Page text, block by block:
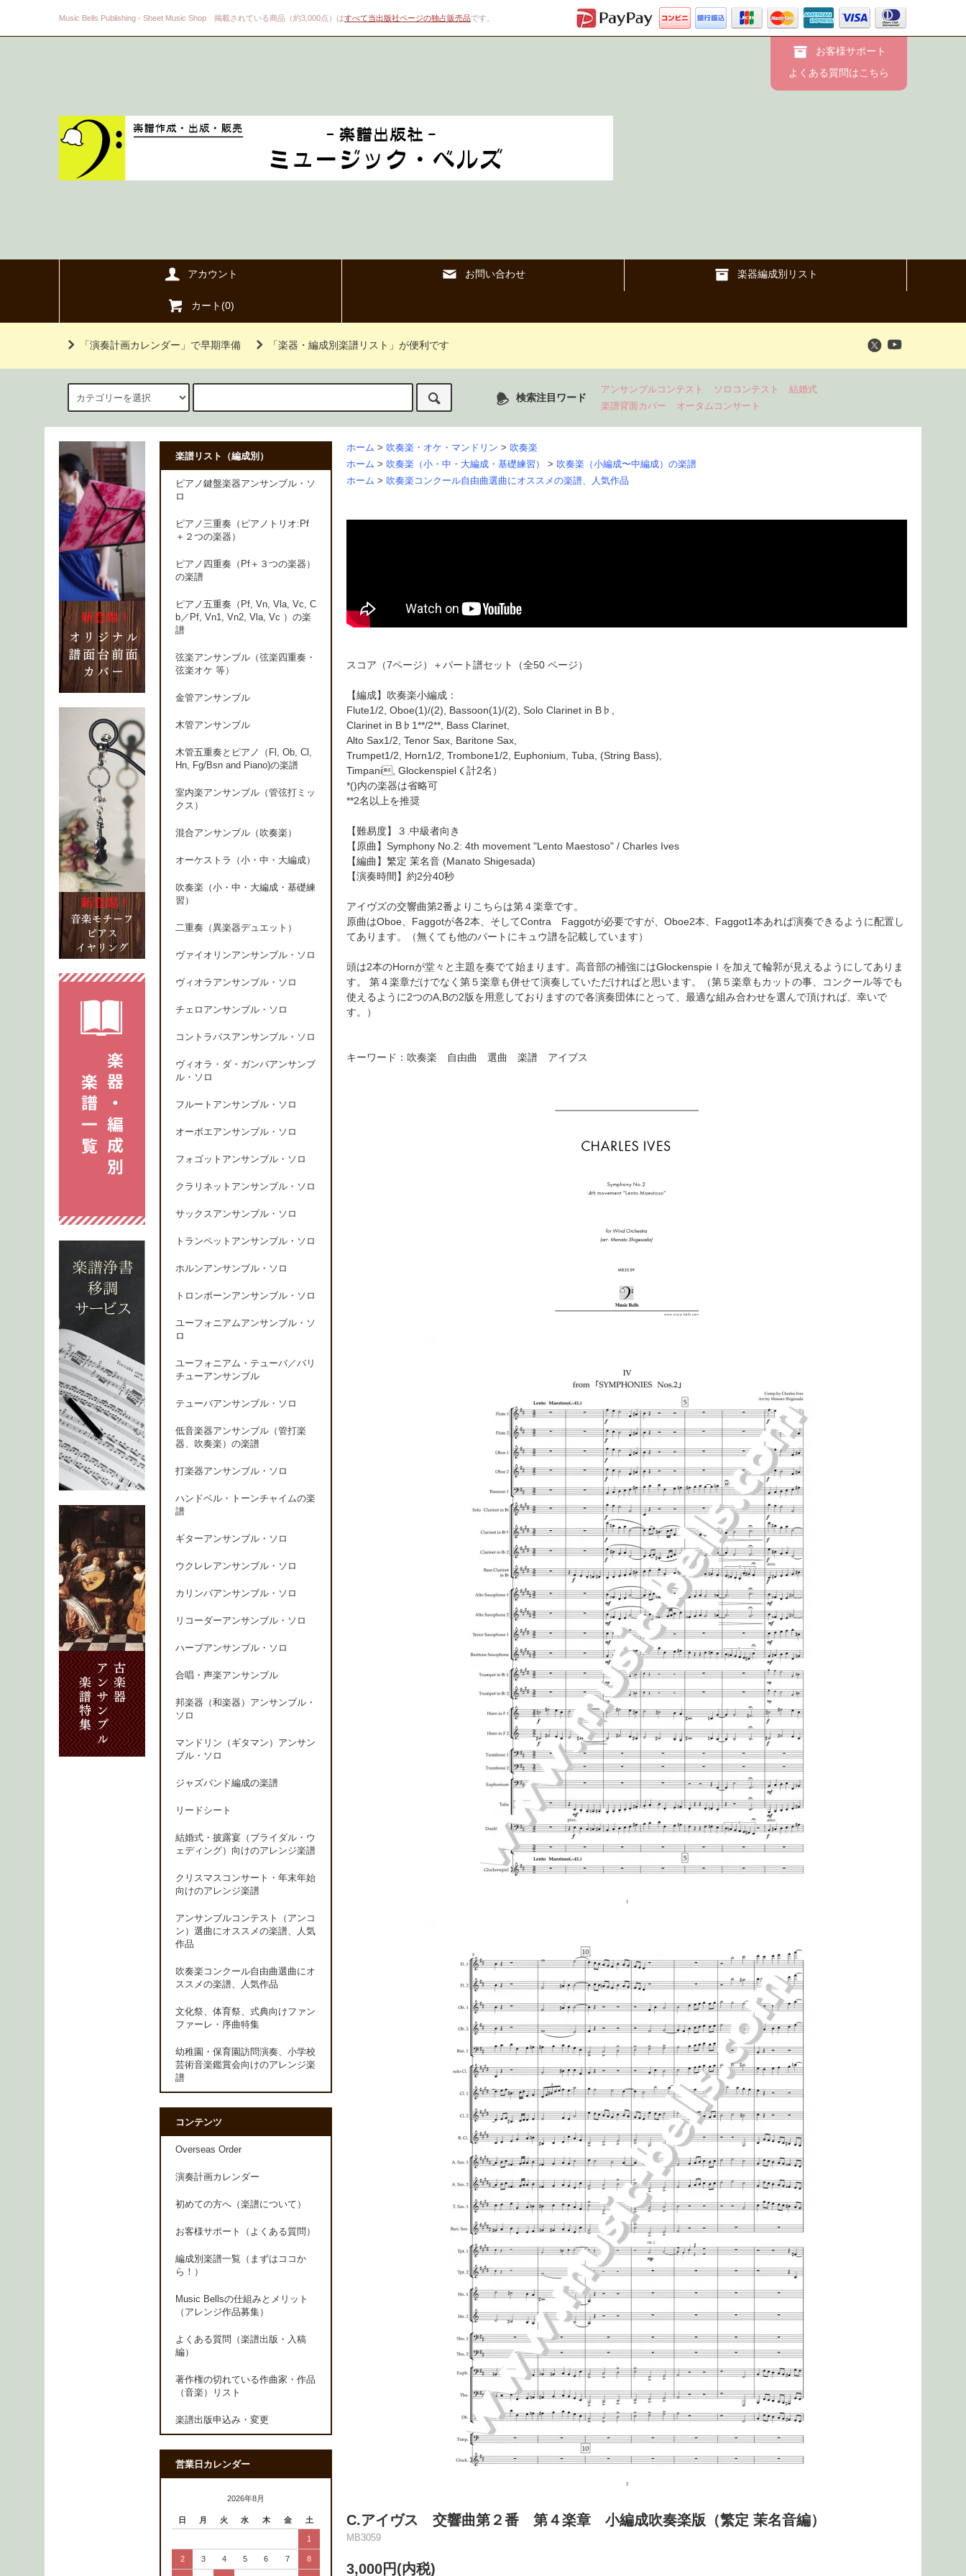
Music Bells Publishing - Sheet Music Shop 掲載されている商品（約3,000点）はすべて当出版社ページの独占販売品です。
お客様サポート
よくある質問はこちら
アカウント お問い合わせ 楽器編成別リスト
カート(0)
「演奏計画カレンダー」で早期準備 「楽器・編成別楽譜リスト」が便利です
検索注目ワード
アンサンブルコンテスト ソロコンテスト
結婚式
楽譜背面カバー
オータムコンサート
ホーム > 吹奏楽・オケ・マンドリン > 吹奏楽
ホーム > 吹奏楽（小・中・大編成・基礎練習） > 吹奏楽（小編成〜中編成）の楽譜
ホーム > 吹奏楽コンクール自由曲選曲にオススメの楽譜、人気作品
スコア（7ページ）＋パート譜セット（全50 ページ）
【編成】吹奏楽小編成：
Flute1/2, Oboe(1)/(2), Bassoon(1)/(2), Solo Clarinet in B♭,
Clarinet in B♭1**/2**, Bass Clarinet,
Alto Sax1/2, Tenor Sax, Baritone Sax,
Trumpet1/2, Horn1/2, Trombone1/2, Euphonium, Tuba, (String Bass),
Timpani, Glockenspiel（計2名）
*()内の楽器は省略可
**2名以上を推奨
【難易度】３.中級者向き
【原曲】Symphony No.2: 4th movement "Lento Maestoso" / Charles Ives
【編曲】 繁定 茉名音 (Manato Shigesada)
【演奏時間】約2分40秒
アイヴズの交響曲第2番よりこちらは第４楽章です。
原曲はOboe、Faggotが各2本、そしてContra Faggotが必要ですが、Oboe2本、Faggot1本あれば演奏できるように配置し
てあります。（無くても他のパートにキュウ譜を記載しています）
頭は2本のHornが堂々と主題を奏でて始まります。高音部の補強にはGlockenspieｌを加えて輪郭が見えるようにしてありま
す。 第４楽章だけでなく第５楽章も併せて演奏していただければと思います。（第５楽章もカットの事、コンクール等でも
使えるように2つのA,Bの2版を用意しておりますので各演奏団体にとって、最適な組み合わせを選んで頂ければ、幸いで
す。）
キーワード：吹奏楽 自由曲 選曲 楽譜 アイブス
C.アイヴス 交響曲第２番 第４楽章 小編成吹奏楽版（繁定 茉名音編）
MB3059
3,000円(内税)
楽譜リスト（編成別）
ピアノ鍵盤楽器アンサンブル・ソ
ロ
ピアノ三重奏（ピアノトリオ:Pf
＋２つの楽器）
ピアノ四重奏（Pf＋３つの楽器）
の楽譜
ピアノ五重奏（Pf, Vn, Vla, Vc, C
b／Pf, Vn1, Vn2, Vla, Vc ）の楽
譜
弦楽アンサンブル（弦楽四重奏・
弦楽オケ 等）
金管アンサンブル
木管アンサンブル
木管五重奏とピアノ（Fl, Ob, Cl,
Hn, Fg/Bsn and Piano)の楽譜
室内楽アンサンブル（管弦打ミッ
クス）
混合アンサンブル（吹奏楽）
オーケストラ（小・中・大編成）
吹奏楽（小・中・大編成・基礎練
習）
二重奏（異楽器デュエット）
ヴァイオリンアンサンブル・ソロ
ヴィオラアンサンブル・ソロ
チェロアンサンブル・ソロ
コントラバスアンサンブル・ソロ
ヴィオラ・ダ・ガンバアンサンブ
ル・ソロ
フルートアンサンブル・ソロ
オーボエアンサンブル・ソロ
フォゴットアンサンブル・ソロ
クラリネットアンサンブル・ソロ
サックスアンサンブル・ソロ
トランペットアンサンブル・ソロ
ホルンアンサンブル・ソロ
トロンボーンアンサンブル・ソロ
ユーフォニアムアンサンブル・ソ
ロ
ユーフォニアム・テューバ／バリ
チューアンサンブル
テューバアンサンブル・ソロ
低音楽器アンサンブル（管打楽
器、吹奏楽）の楽譜
打楽器アンサンブル・ソロ
ハンドベル・トーンチャイムの楽
譜
ギターアンサンブル・ソロ
ウクレレアンサンブル・ソロ
カリンバアンサンブル・ソロ
リコーダーアンサンブル・ソロ
ハープアンサンブル・ソロ
合唱・声楽アンサンブル
邦楽器（和楽器）アンサンブル・
ソロ
マンドリン（ギタマン）アンサン
ブル・ソロ
ジャズバンド編成の楽譜
リードシート
結婚式・披露宴（ブライダル・ウ
ェディング）向けのアレンジ楽譜
クリスマスコンサート・年末年始
向けのアレンジ楽譜
アンサンブルコンテスト（アンコ
ン）選曲にオススメの楽譜、人気
作品
吹奏楽コンクール自由曲選曲にオ
ススメの楽譜、人気作品
文化祭、体育祭、式典向けファン
ファーレ・序曲特集
幼稚園・保育園訪問演奏、小学校
芸術音楽鑑賞会向けのアレンジ楽
譜
コンテンツ
Overseas Order
演奏計画カレンダー
初めての方へ（楽譜について）
お客様サポート（よくある質問）
編成別楽譜一覧（まずはココか
ら！）
Music Bellsの仕組みとメリット
（アレンジ作品募集）
よくある質問（楽譜出版・入稿
編）
著作権の切れている作曲家・作品
（音楽）リスト
楽譜出版申込み・変更
営業日カレンダー
2026年8月
日 月 火 水 木 金 土
1
2 3 4 5 6 7 8